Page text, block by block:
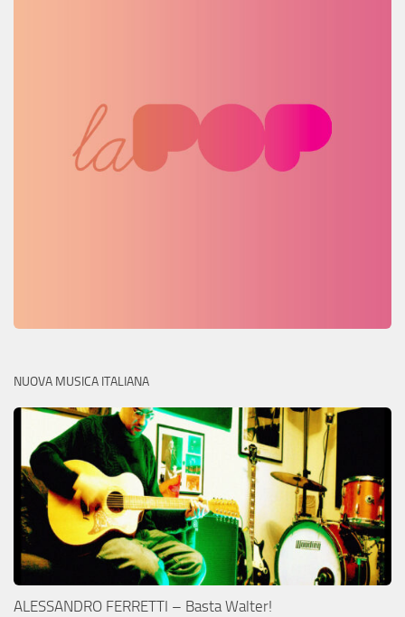
NUOVA MUSICA ITALIANA
ALESSANDRO FERRETTI – Basta Walter!